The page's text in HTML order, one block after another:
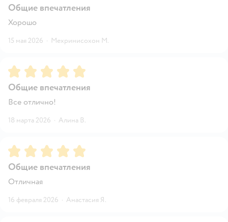
Общие впечатления
Хорошо
15 мая 2026 · Мехринисохон М.
Рейтинг:5
Общие впечатления
Все отлично!
18 марта 2026 · Алина В.
Рейтинг:5
Общие впечатления
Отличная
16 февраля 2026 · Анастасия Я.